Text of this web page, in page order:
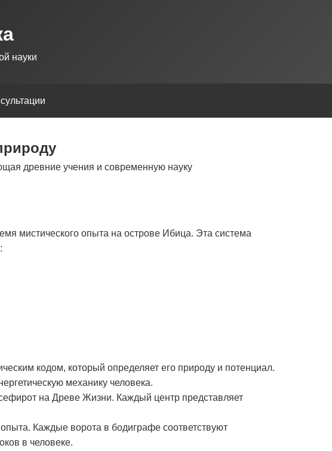
науки
древние учения и современную науку
мистического опыта на острове Ибица. Эта система
кодом, который определяет его природу и потенциал.
механику человека.
на Древе Жизни. Каждый центр представляет
Каждые ворота в бодиграфе соответствуют
в человеке.